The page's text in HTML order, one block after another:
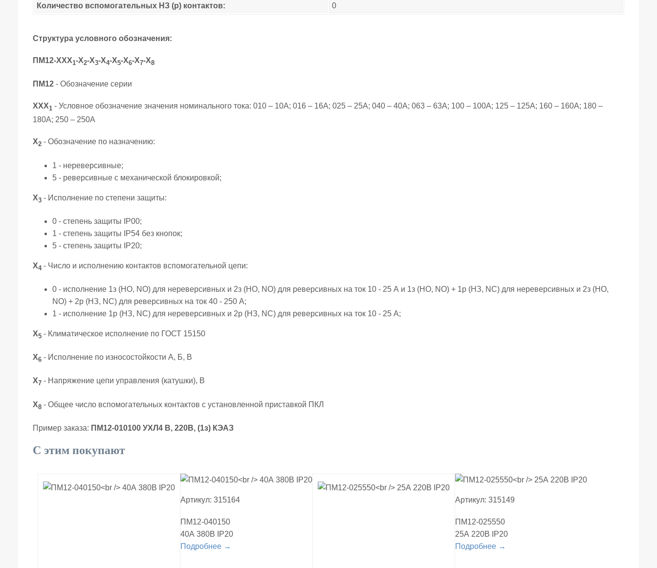
Количество вспомогательных НЗ (р) контактов:
0
Структура условного обозначения:
ПМ12-ХХХ1-Х2-Х3-Х4-Х5-Х6-Х7-Х8
ПМ12 - Обозначение серии
ХХХ1 - Условное обозначение значения номинального тока: 010 – 10А; 016 – 16А; 025 – 25А; 040 – 40А; 063 – 63А; 100 – 100А; 125 – 125А; 160 – 160А; 180 –
180А; 250 – 250А
Х2 - Обозначение по назначению:
1 - нереверсивные;
5 - реверсивные с механической блокировкой;
Х3 - Исполнение по степени защиты:
0 - степень защиты IP00;
1 - степень защиты IP54 без кнопок;
5 - степень защиты IP20;
Х4 - Число и исполнению контактов вспомогательной цепи:
0 - исполнение 1з (НО, NO) для нереверсивных и 2з (НО, NO) для реверсивных на ток 10 - 25 А и 1з (НО, NO) + 1р (НЗ, NC) для нереверсивных и 2з (НО,
NO) + 2р (НЗ, NC) для реверсивных на ток 40 - 250 А;
1 - исполнение 1р (НЗ, NC) для нереверсивных и 2р (НЗ, NC) для реверсивных на ток 10 - 25 А;
Х5 - Климатическое исполнение по ГОСТ 15150
Х6 - Исполнение по износостойкости А, Б, В
Х7 - Напряжение цепи управления (катушки), В
Х8 - Общее число вспомогательных контактов с установленной приставкой ПКЛ
Пример заказа: ПМ12-010100 УХЛ4 В, 220В, (1з) КЭАЗ
С этим покупают
Артикул: 315164
ПМ12-040150
40А 380В IP20
Подробнее →
Артикул: 315149
ПМ12-025550
25А 220В IP20
Подробнее →